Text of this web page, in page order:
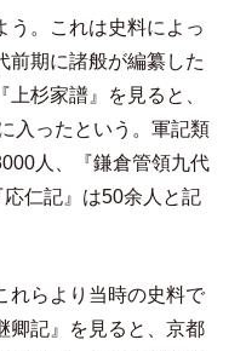
。これは史料によっ
前期に諸般が編纂した
上杉家譜』を見ると、
入ったという。軍記類
人、『鎌倉管領九代
仁記』は50余人と記
らより当時の史料で
卿記』を見ると、京都